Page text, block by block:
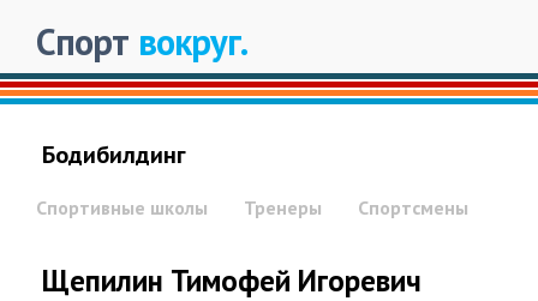
Спорт вокруг.
Бодибилдинг
Спортивные школы Тренеры Спортсмены
Щепилин Тимофей Игоревич